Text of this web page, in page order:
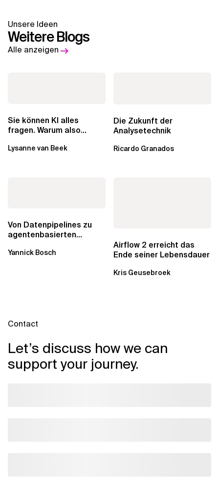
Unsere Ideen
Weitere Blogs
Alle anzeigen
Sie können KI alles
fragen. Warum also
noch?
Lysanne van Beek
Die Zukunft der
Analysetechnik
Ricardo Granados
Von Datenpipelines zu
agentenbasierten
Analytics...
Yannick Bosch
Airflow 2 erreicht das
Ende seiner Lebensdauer
Kris Geusebroek
Contact
Let’s discuss how we can
support your journey.